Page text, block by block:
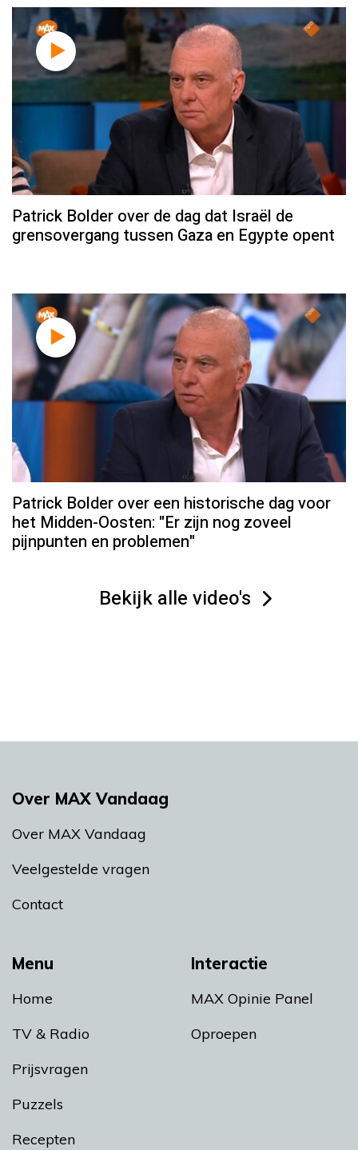
Patrick Bolder over de dag dat Israël de
grensovergang tussen Gaza en Egypte opent
Patrick Bolder over een historische dag voor
het Midden-Oosten: "Er zijn nog zoveel
pijnpunten en problemen"
Bekijk alle video's
Menu
Home
TV & Radio
Prijsvragen
Puzzels
Recepten
Interactie
MAX Opinie Panel
Oproepen
Over MAX Vandaag
Over MAX Vandaag
Veelgestelde vragen
Contact